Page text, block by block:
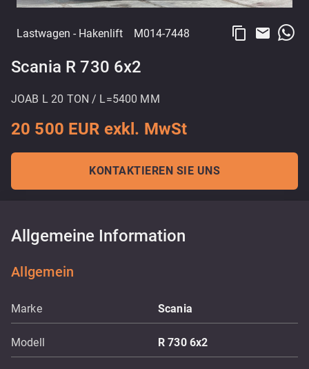
Lastwagen - Hakenlift M014-7448 content_copy email
Scania R 730 6x2
JOAB L 20 TON / L=5400 MM
20 500 EUR exkl. MwSt
KONTAKTIEREN SIE UNS
Allgemeine Information
Allgemein
Marke Scania
Modell R 730 6x2